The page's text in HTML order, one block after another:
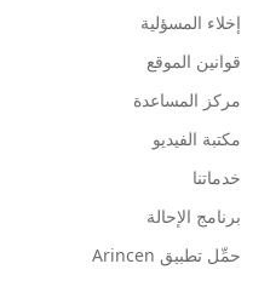
إخلاء المسؤلية
قوانين الموقع
مركز المساعدة
مكتبة الفيديو
خدماتنا
برنامج الإحالة
حمِّل تطبيق Arincen